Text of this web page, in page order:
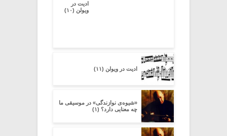
ادیت در
ویولن (۱۰)
ادیت در ویولن (۱۱)
«شیوه‌ی نوازندگی» در موسیقی ما
چه معنایی دارد؟ (۱)